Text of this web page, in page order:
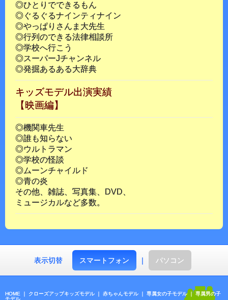
◎ひとりでできるもん
◎ぐるぐるナインティナイン
◎やっぱりさんま大先生
◎行列のできる法律相談所
◎学校へ行こう
◎スーパーJチャンネル
◎発掘あるある大辞典
キッズモデル出演実績
【映画編】
◎機関車先生
◎誰も知らない
◎ウルトラマン
◎学校の怪談
◎ムーンチャイルド
◎青の炎
その他、雑誌、写真集、DVD、
ミュージカルなど多数。
表示切替 スマートフォン ｜ パソコン
HOME ｜ クローズアップキッズモデル ｜ 赤ちゃんモデル ｜ 専属女の子モデル｜ 専属男の子
モデル